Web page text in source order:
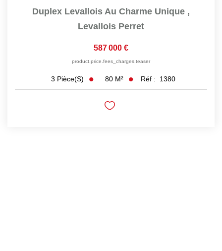
Duplex Levallois Au Charme Unique ,
Levallois Perret
587 000 €
product.price.fees_charges.teaser
3 Pièce(s) 80 M² Réf : 1380